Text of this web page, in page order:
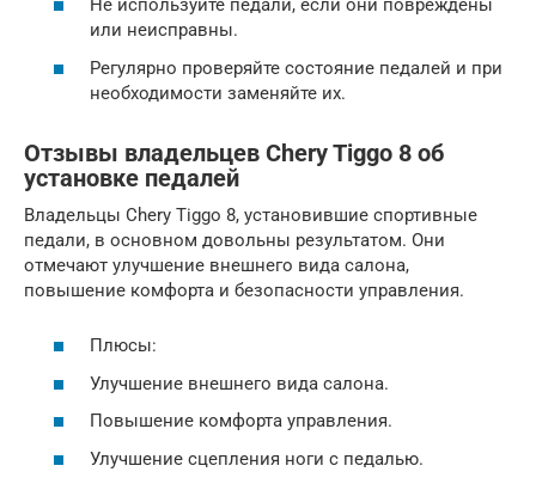
Не используйте педали, если они повреждены
или неисправны.
Регулярно проверяйте состояние педалей и при
необходимости заменяйте их.
Отзывы владельцев Chery Tiggo 8 об
установке педалей
Владельцы Chery Tiggo 8, установившие спортивные
педали, в основном довольны результатом. Они
отмечают улучшение внешнего вида салона,
повышение комфорта и безопасности управления.
Плюсы:
Улучшение внешнего вида салона.
Повышение комфорта управления.
Улучшение сцепления ноги с педалью.